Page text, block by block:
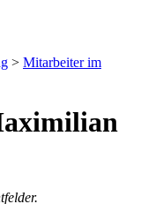
> Mitarbeiter im